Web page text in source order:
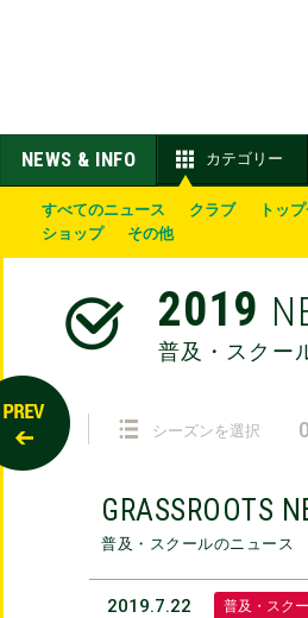
NEWS & INFO カテゴリー
すべてのニュース クラブ トッ
ショップ
その他
2019
普及・スクー
シーズンを選択
GRASSROOTS
普及・スクールのニュース
2019.7.22 普及・スク